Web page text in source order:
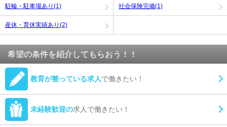
駐輪・駐車場あり(1) 社会保険完備(1)
産休・育休実績あり(2)
希望の条件を紹介してもらおう！！
教育が整っている求人で働きたい！
未経験歓迎の求人で働きたい！